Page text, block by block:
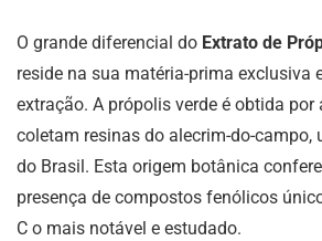
O grande diferencial do Extrato de
reside na sua matéria-prima exclusiva
extração. A própolis verde é obtida por
coletam resinas do alecrim-do-campo,
do Brasil. Esta origem botânica
presença de compostos fenólicos
C o mais notável e estudado.